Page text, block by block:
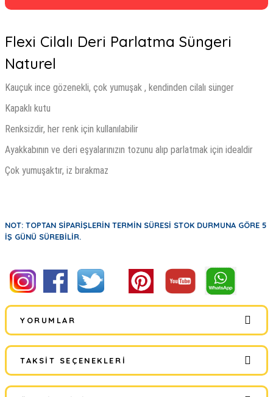
Flexi Cilalı Deri Parlatma Süngeri
Naturel
Kauçuk ince gözenekli, çok yumuşak , kendinden cilalı sünger
Kapaklı kutu
Renksizdir, her renk için kullanılabilir
Ayakkabının ve deri eşyalarınızın tozunu alıp parlatmak için idealdir
Çok yumuşaktır, iz bırakmaz
NOT: TOPTAN SİPARİŞLERİN TERMİN SÜRESİ STOK DURMUNA GÖRE 5
İŞ GÜNÜ SÜREBİLİR.
YORUMLAR
Bu ürüne ilk yorumu siz yapın!
TAKSIT SEÇENEKLERI